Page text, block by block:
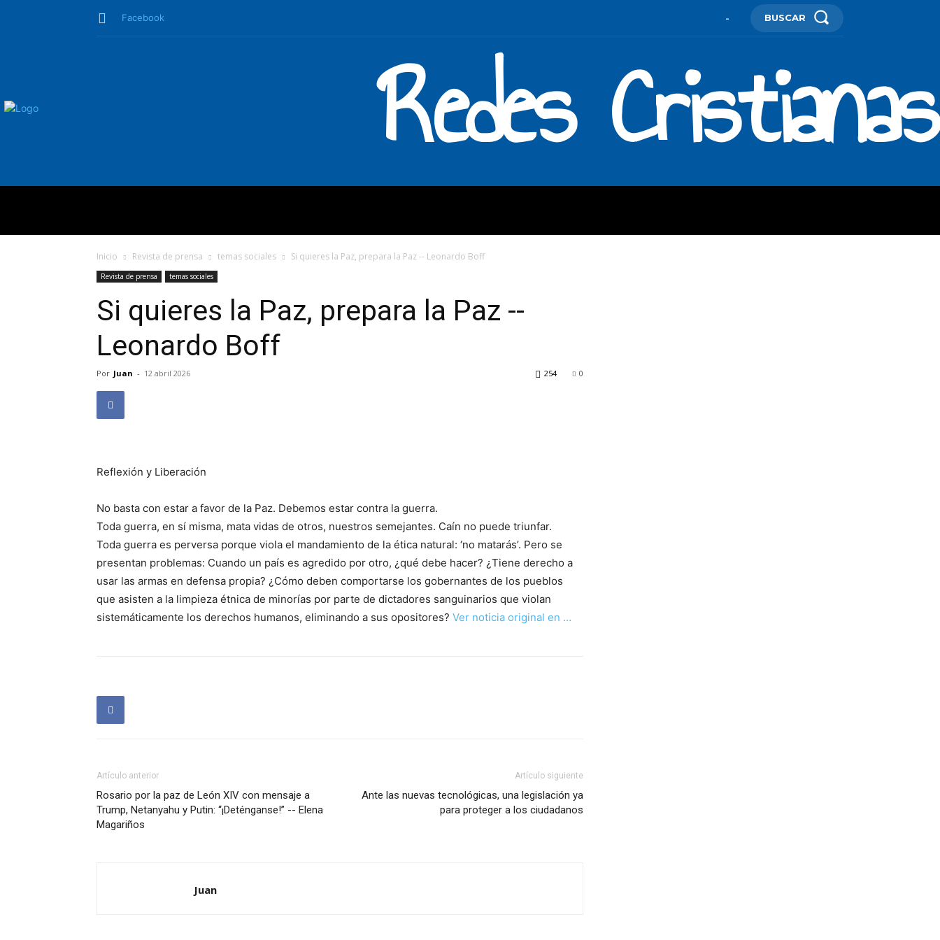
Facebook - BUSCAR
Redes Cristianas
Inicio Revista de prensa temas sociales Si quieres la Paz, prepara la Paz -- Leonardo Boff
Revista de prensa temas sociales
Si quieres la Paz, prepara la Paz --
Leonardo Boff
Por Juan - 12 abril 2026 0
254
Reflexión y Liberación
No basta con estar a favor de la Paz. Debemos estar contra la guerra.
Toda guerra, en sí misma, mata vidas de otros, nuestros semejantes. Caín no puede triunfar.
Toda guerra es perversa porque viola el mandamiento de la ética natural: ‘no matarás’. Pero se
presentan problemas: Cuando un país es agredido por otro, ¿qué debe hacer? ¿Tiene derecho a
usar las armas en defensa propia? ¿Cómo deben comportarse los gobernantes de los pueblos
que asisten a la limpieza étnica de minorías por parte de dictadores sanguinarios que violan
sistemáticamente los derechos humanos, eliminando a sus opositores? Ver noticia original en …
Artículo anterior
Rosario por la paz de León XIV con mensaje a
Trump, Netanyahu y Putin: “¡Deténganse!” -- Elena
Magariños
Artículo siguiente
Ante las nuevas tecnológicas, una legislación ya
para proteger a los ciudadanos
Juan